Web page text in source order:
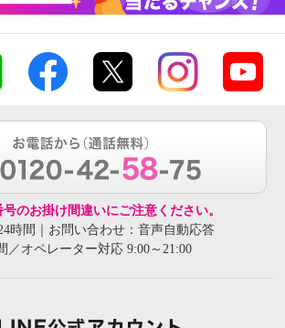
のお掛け間違いにご注意ください。
時間｜お問い合わせ：音声自動応答
／オペレーター対応 9:00～21:00